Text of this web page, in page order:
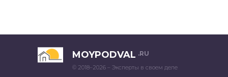
MOYPODVAL .RU
© 2018–2026 – Эксперты в своем деле